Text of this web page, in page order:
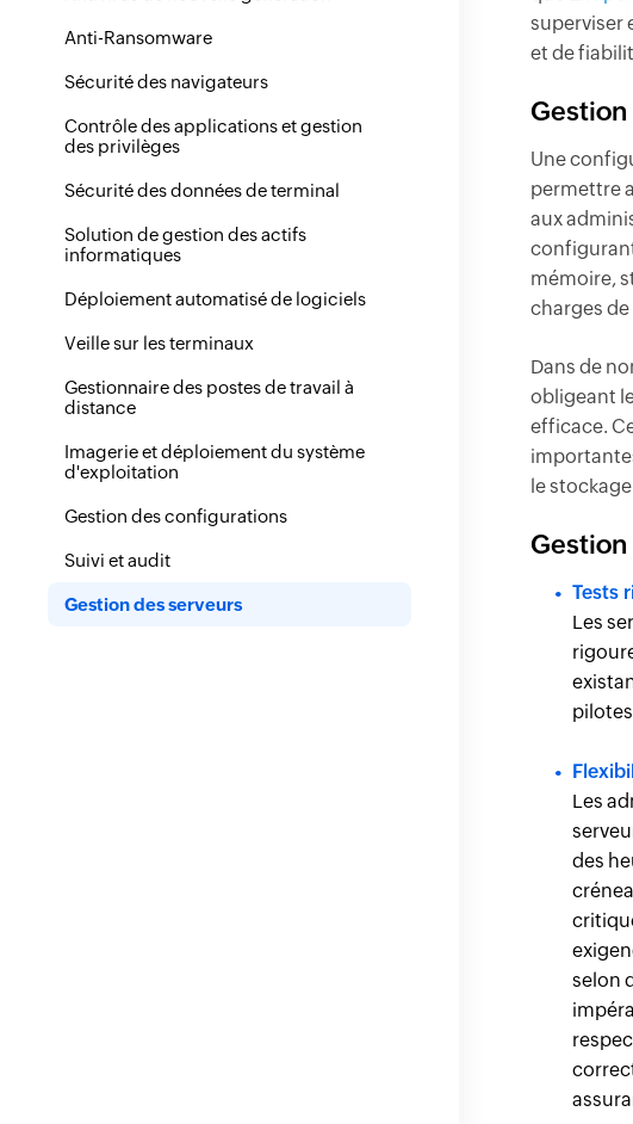
Anti-Ransomware
Sécurité des navigateurs
Contrôle des applications et gestion
des privilèges
Sécurité des données de terminal
Solution de gestion des actifs
informatiques
Déploiement automatisé de logiciels
Veille sur les terminaux
Gestionnaire des postes de travail à
distance
Imagerie et déploiement du système
d'exploitation
Gestion des configurations
Suivi et audit
Gestion des serveurs
superviser
et de
Une
permettre
aux
mémoire,
charges de
Dans de
obligeant
efficace.
le
Tests
Les
Les
des
selon